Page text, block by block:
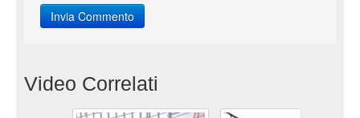
Video Correlati